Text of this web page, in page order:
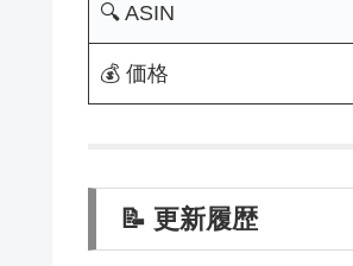
🔍 ASIN
💰 価格
📝 更新履歴